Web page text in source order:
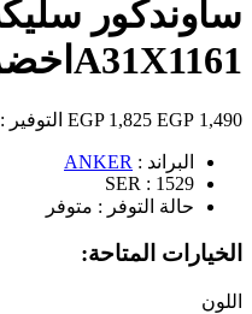
A31X1161اخضر
1,490 EGP
1,825 EGP التوفير :
البراند : ANKER
SER : 1529
حالة التوفر : متوفر
الخيارات المتاحة:
اللون